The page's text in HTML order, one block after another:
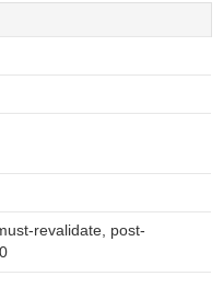
revalidate, post-